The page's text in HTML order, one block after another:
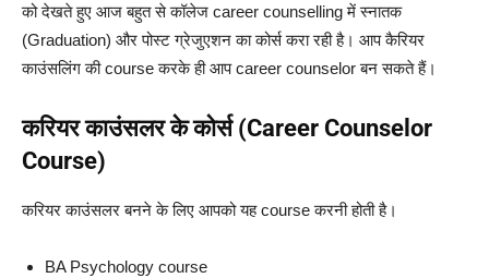
को देखते हुए आज बहुत से कॉलेज career counselling में स्नातक
(Graduation) और पोस्ट ग्रेजुएशन का कोर्स करा रही है। आप कैरियर
काउंसलिंग की course करके ही आप career counselor बन सकते हैं।
करियर काउंसलर के कोर्स (Career Counselor
Course)
करियर काउंसलर बनने के लिए आपको यह course करनी होती है।
BA Psychology course